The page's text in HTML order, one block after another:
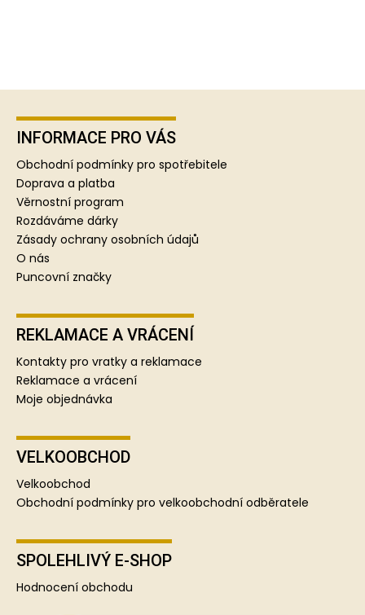
Z
INFORMACE PRO VÁS
Obchodní podmínky pro spotřebitele
Doprava a platba
Věrnostní program
Rozdáváme dárky
Zásady ochrany osobních údajů
O nás
Puncovní značky
REKLAMACE A VRÁCENÍ
Kontakty pro vratky a reklamace
Reklamace a vrácení
Moje objednávka
VELKOOBCHOD
Velkoobchod
Obchodní podmínky pro velkoobchodní odběratele
SPOLEHLIVÝ E-SHOP
Hodnocení obchodu